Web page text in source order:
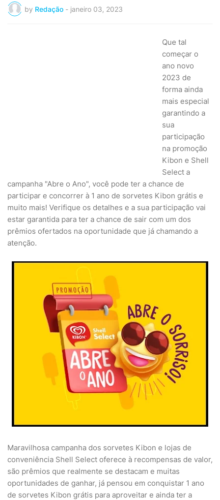
by Redação - janeiro 03, 2023
Que tal
começar o
ano novo
2023 de
forma ainda
mais especial
garantindo a
sua
participação
na promoção
Kibon e Shell
Select a
campanha "Abre o Ano", você pode ter a chance de
participar e concorrer à 1 ano de sorvetes Kibon grátis e
muito mais! Verifique os detalhes e a sua participação vai
estar garantida para ter a chance de sair com um dos
prêmios ofertados na oportunidade que já chamando a
atenção.
Maravilhosa campanha dos sorvetes Kibon e lojas de
conveniência Shell Select oferece à recompensas de valor,
são prêmios que realmente se destacam e muitas
oportunidades de ganhar, já pensou em conquistar 1 ano
de sorvetes Kibon grátis para aproveitar e ainda ter a